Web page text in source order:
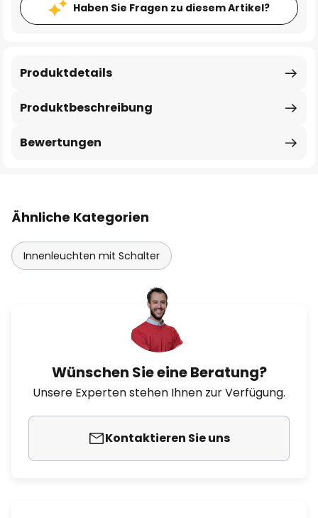
Haben Sie Fragen zu diesem Artikel?
Produktbeschreibung
Produktdetails
Bewertungen
Ähnliche Kategorien
Innenleuchten mit Schalter
Wünschen Sie eine Beratung?
Unsere Experten stehen Ihnen zur Verfügung.
Kontaktieren Sie uns